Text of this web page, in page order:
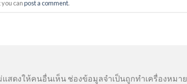
canpost a comment.
สดงให้คนอื่นเห็น ช่องข้อมูลจำเป็นถูกทำเครื่องหมาย